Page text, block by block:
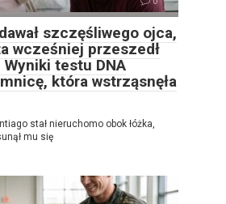
szczęśliwego ojca,
wcześniej przeszedł
testu DNA
która wstrząsnęła
stał nieruchomo obok łóżka,
mu się